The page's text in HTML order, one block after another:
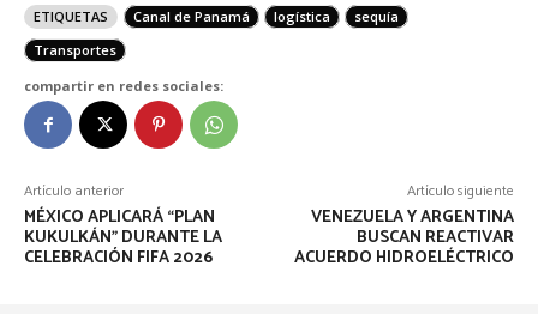
ETIQUETAS Canal de Panamá logística
sequía
Transportes
compartir en redes sociales:
Artículo anterior
MÉXICO APLICARÁ “PLAN
KUKULKÁN” DURANTE LA
CELEBRACIÓN FIFA 2026
Artículo siguiente
VENEZUELA Y ARGENTINA
BUSCAN REACTIVAR
ACUERDO HIDROELÉCTRICO